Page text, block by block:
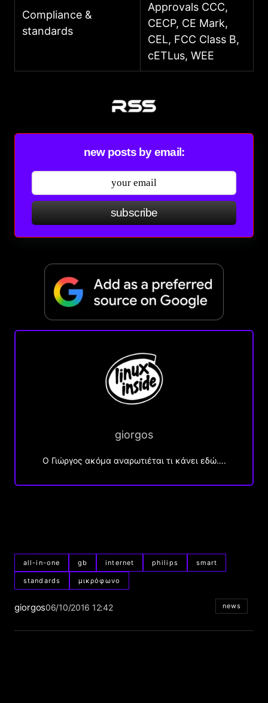
Compliance &
standards
Approvals CCC,
CECP, CE Mark,
CEL, FCC Class B,
cETLus, WEE
new posts by email:
subscribe
giorgos
Ο Γιώργος ακόμα αναρωτιέται τι κάνει εδώ….
all-in-one gb internet philips smart
standards μικρόφωνο
giorgos06/10/2016 12:42 news